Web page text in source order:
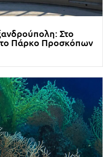
Στο
Πάρκο Προσκόπων